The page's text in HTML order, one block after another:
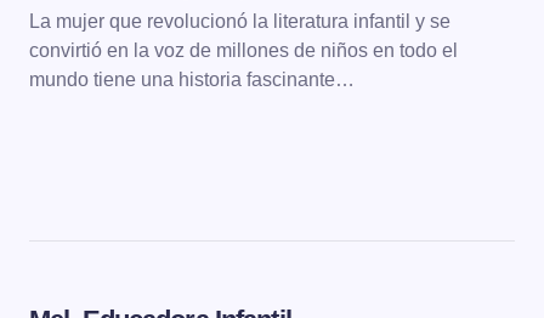
La mujer que revolucionó la literatura infantil y se
convirtió en la voz de millones de niños en todo el
mundo tiene una historia fascinante…